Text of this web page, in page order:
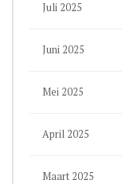
Juli 2025
Juni 2025
Mei 2025
April 2025
Maart 2025